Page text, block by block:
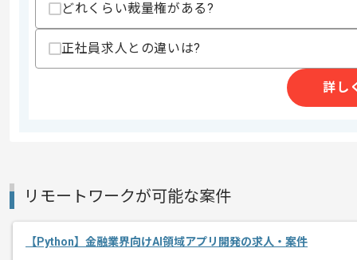
レバテックで実績のある企業でございま
PythonとTypeScriptを用いた開発経験
どれくらい裁量権がある?
正社員求人との違いは?
詳し
リモートワークが可能な案件
【Python】金融業界向けAI領域アプリ開発の求人・案件